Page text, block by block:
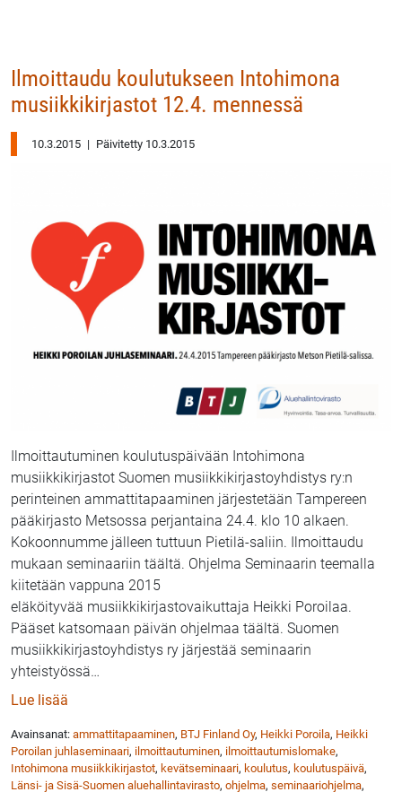
Ilmoittaudu koulutukseen Intohimona
musiikkikirjastot 12.4. mennessä
10.3.2015 | Päivitetty 10.3.2015
Ilmoittautuminen koulutuspäivään Intohimona
musiikkikirjastot Suomen musiikkikirjastoyhdistys ry:n
perinteinen ammattitapaaminen järjestetään Tampereen
pääkirjasto Metsossa perjantaina 24.4. klo 10 alkaen.
Kokoonnumme jälleen tuttuun Pietilä-saliin. Ilmoittaudu
mukaan seminaariin täältä. Ohjelma Seminaarin teemalla
kiitetään vappuna 2015
eläköityvää musiikkikirjastovaikuttaja Heikki Poroilaa.
Pääset katsomaan päivän ohjelmaa täältä. Suomen
musiikkikirjastoyhdistys ry järjestää seminaarin
yhteistyössä…
Lue lisää
Avainsanat: ammattitapaaminen, BTJ Finland Oy, Heikki Poroila, Heikki
Poroilan juhlaseminaari, ilmoittautuminen, ilmoittautumislomake,
Intohimona musiikkikirjastot, kevätseminaari, koulutus, koulutuspäivä,
Länsi- ja Sisä-Suomen aluehallintavirasto, ohjelma, seminaariohjelma,